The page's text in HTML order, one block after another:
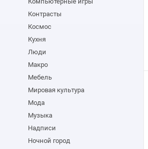
Контрасты
Космос
Кухня
Люди
Макро
Мебель
Мировая культура
Мода
Музыка
Надписи
Ночной город